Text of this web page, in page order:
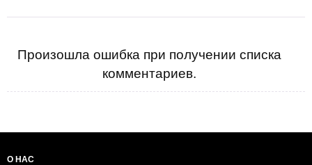
Произошла ошибка при получении списка
комментариев.
О НАС